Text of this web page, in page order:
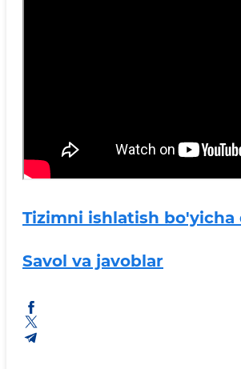
Tizimni ishlatish bo'yicha
Savol va javoblar